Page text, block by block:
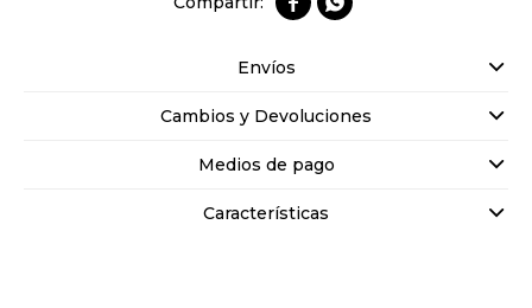
Envíos
Cambios y Devoluciones
Medios de pago
Características